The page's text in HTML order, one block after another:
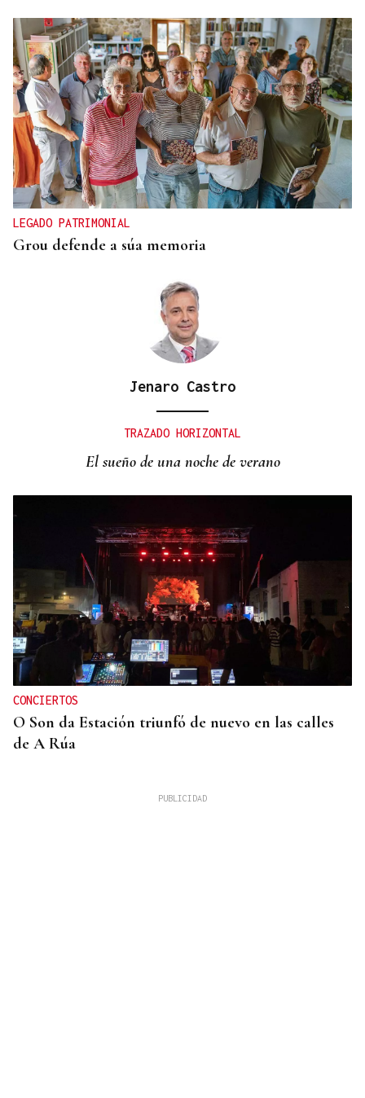
Eva Arias revindicó el papel de la viticultura de
Vilamartín de Valdeorras
LEGADO PATRIMONIAL
Grou defende a súa memoria
Jenaro Castro
TRAZADO HORIZONTAL
El sueño de una noche de verano
CONCIERTOS
O Son da Estación triunfó de nuevo en las calles
de A Rúa